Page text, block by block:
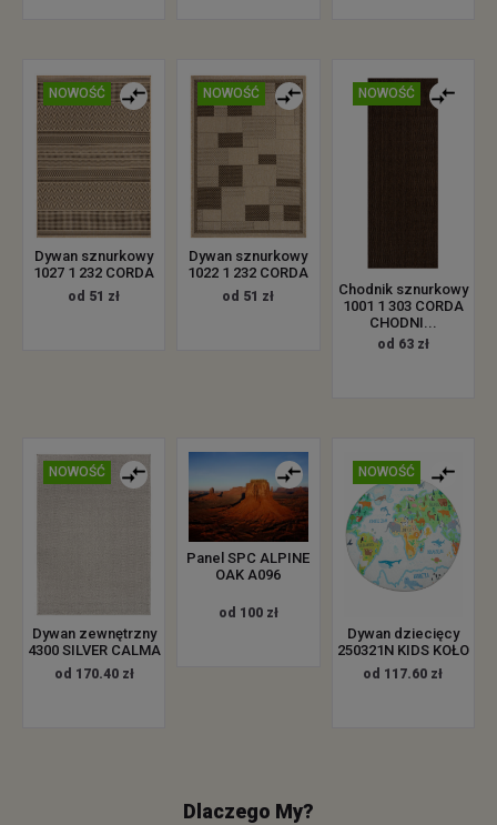
NOWOŚĆ
Dywan sznurkowy
1027 1 232 CORDA
od 51 zł
NOWOŚĆ
Dywan sznurkowy
1022 1 232 CORDA
od 51 zł
NOWOŚĆ
Chodnik sznurkowy
1001 1 303 CORDA
CHODNI...
od 63 zł
NOWOŚĆ
Dywan zewnętrzny
4300 SILVER CALMA
od 170.40 zł
Panel SPC ALPINE
OAK A096
od 100 zł
NOWOŚĆ
Dywan dziecięcy
250321N KIDS KOŁO
od 117.60 zł
Dlaczego My?